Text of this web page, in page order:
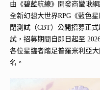
由《碧藍航線》開發商蠻啾
全新幻想大世界RPG《藍色
閉測試（CBT）公開招募正
試，招募期間自即日起至
各位星臨者踏足普羅米利亞
名。